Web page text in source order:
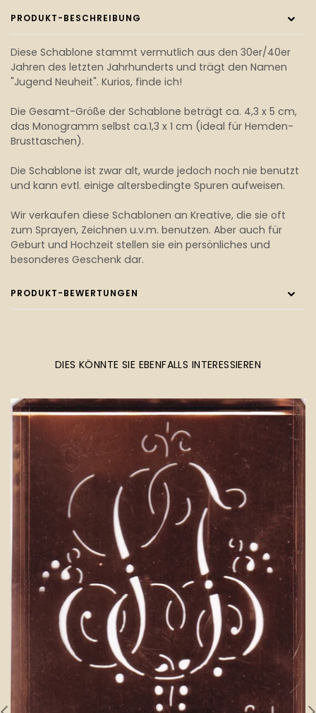
PRODUKT-BESCHREIBUNG
Diese Schablone stammt vermutlich aus den 30er/40er
Jahren des letzten Jahrhunderts und trägt den Namen
"Jugend Neuheit". Kurios, finde ich!
Die Gesamt-Größe der Schablone beträgt ca. 4,3 x 5 cm,
das Monogramm selbst ca.1,3 x 1 cm (ideal für Hemden-
Brusttaschen).
Die Schablone ist zwar alt, wurde jedoch noch nie benutzt
und kann evtl. einige altersbedingte Spuren aufweisen.
Wir verkaufen diese Schablonen an Kreative, die sie oft
zum Sprayen, Zeichnen u.v.m. benutzen. Aber auch für
Geburt und Hochzeit stellen sie ein persönliches und
besonderes Geschenk dar.
PRODUKT-BEWERTUNGEN
DIES KÖNNTE SIE EBENFALLS INTERESSIEREN